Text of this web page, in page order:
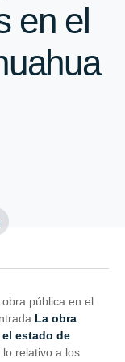
en el
pública en el
La obra
estado de
relativo a los